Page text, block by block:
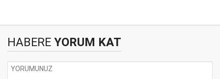
HABERE YORUM KAT